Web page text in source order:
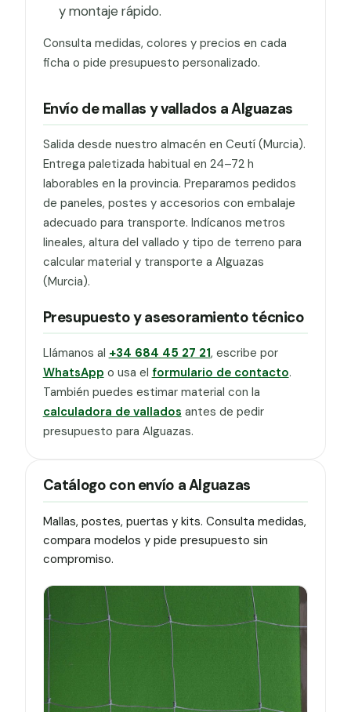
y montaje rápido.
Consulta medidas, colores y precios en cada
ficha o pide presupuesto personalizado.
Envío de mallas y vallados a Alguazas
Salida desde nuestro almacén en Ceutí (Murcia).
Entrega paletizada habitual en 24–72 h
laborables en la provincia. Preparamos pedidos
de paneles, postes y accesorios con embalaje
adecuado para transporte. Indícanos metros
lineales, altura del vallado y tipo de terreno para
calcular material y transporte a Alguazas
(Murcia).
Presupuesto y asesoramiento técnico
Llámanos al +34 684 45 27 21, escribe por
WhatsApp o usa el formulario de contacto.
También puedes estimar material con la
calculadora de vallados antes de pedir
presupuesto para Alguazas.
Catálogo con envío a Alguazas
Mallas, postes, puertas y kits. Consulta medidas,
compara modelos y pide presupuesto sin
compromiso.